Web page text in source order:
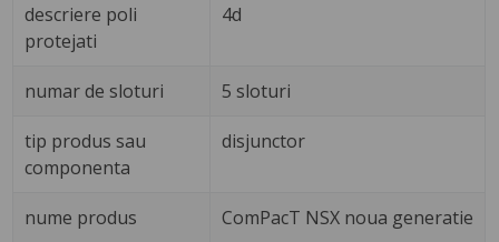
descriere poli
protejati
4d
numar de sloturi 5 sloturi
tip produs sau
componenta
disjunctor
nume produs ComPacT NSX noua generatie